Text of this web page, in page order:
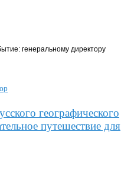
генеральному директору
географического
путешествие для